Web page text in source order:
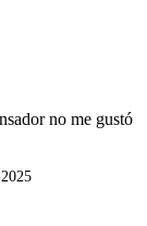
no me gustó